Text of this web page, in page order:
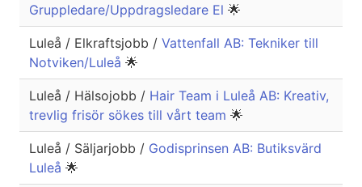
Gruppledare/Uppdragsledare El 🌟
Luleå / Elkraftsjobb / Vattenfall AB: Tekniker till
Notviken/Luleå 🌟
Luleå / Hälsojobb / Hair Team i Luleå AB: Kreativ,
trevlig frisör sökes till vårt team 🌟
Luleå / Säljarjobb / Godisprinsen AB: Butiksvärd
Luleå 🌟